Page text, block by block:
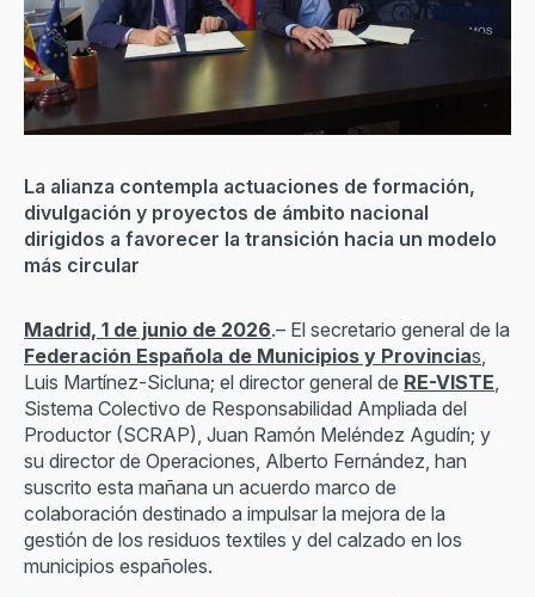
La alianza contempla actuaciones de formación,
divulgación y proyectos de ámbito nacional
dirigidos a favorecer la transición hacia un modelo
más circular
Madrid, 1 de junio de 2026.– El secretario general de la
Federación Española de Municipios y Provincias
Luis Martínez-Sicluna; el director general de RE-VISTE
Sistema Colectivo de Responsabilidad Ampliada del
Productor (SCRAP), Juan Ramón Meléndez Agudín; y
su director de Operaciones, Alberto Fernández, han
suscrito esta mañana un acuerdo marco de
colaboración destinado a impulsar la mejora de la
gestión de los residuos textiles y del calzado en los
municipios españoles.